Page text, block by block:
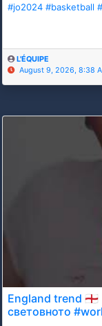
#jo2024 #basketball
L'ÉQUIPE
August 9, 2026, 8:38
England trend 🏴󠁧󠁢󠁥󠁮󠁧󠁿
световното